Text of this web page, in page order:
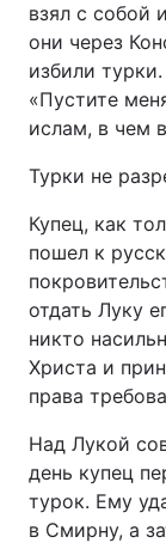
Техно і зв'язок
Зброя
Здоров'я
Відео з
Інтерв'ю
Архів
Контакти
ПОСЛУГИ
взял с собой
они через
избили
«Пустите
ислам, в чем
Турки не
Купец, как
пошел к
отдать Луку
никто
Христа и
права
Над Лукой
день купец
турок. Ему
в Смирну, а